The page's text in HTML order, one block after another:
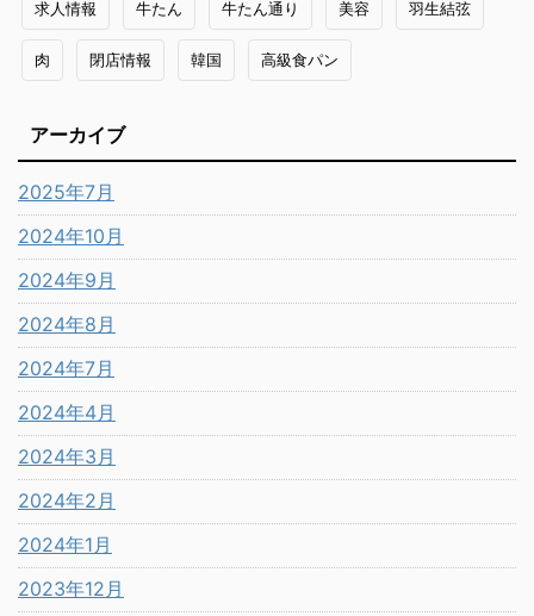
求人情報 牛たん 牛たん通り 美容 羽生結弦
肉 閉店情報 韓国 高級食パン
アーカイブ
2025年7月
2024年10月
2024年9月
2024年8月
2024年7月
2024年4月
2024年3月
2024年2月
2024年1月
2023年12月